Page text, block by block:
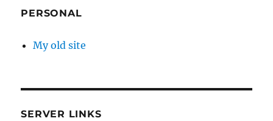
PERSONAL
My old site
SERVER LINKS